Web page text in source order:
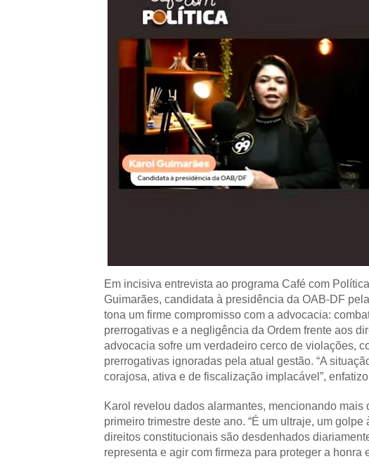
Em incisiva entrevista ao programa Café com
Guimarães, candidata à presidência da OAB-DF
tona um firme compromisso com a advocacia:
prerrogativas e a negligência da Ordem frente aos
advocacia sofre um verdadeiro cerco de violações,
prerrogativas ignoradas pela atual gestão. “A
corajosa, ativa e de fiscalização implacável”,
Karol revelou dados alarmantes, mencionando
primeiro trimestre deste ano. “É um ultraje, um
direitos constitucionais são desdenhados
representa e agir com firmeza para proteger a honra